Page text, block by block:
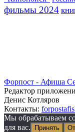
фильмы 2024
Форпост - Афиша
Редактор
Денис Котляров
Контакты:
Мы обрабатываем
для вас.
Принять